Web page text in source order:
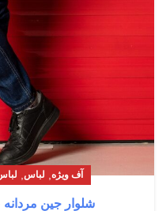
آف ویژه لباس
شلوار جین